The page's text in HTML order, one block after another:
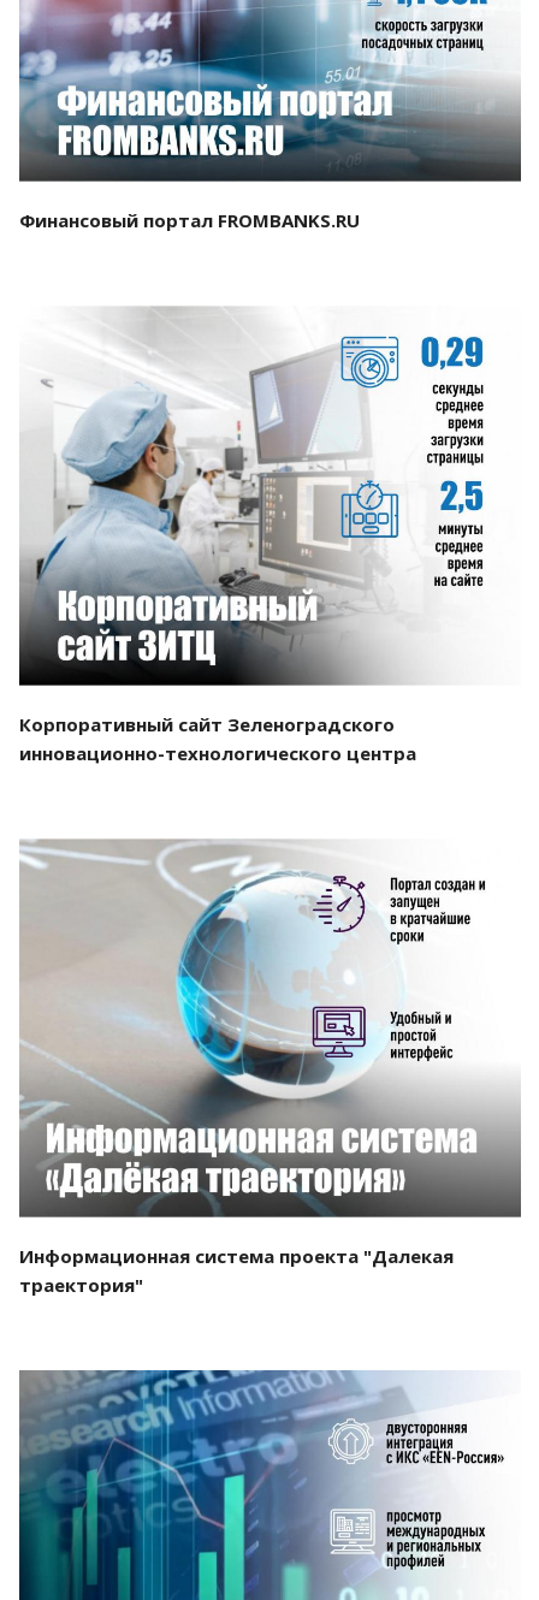
Смотреть проект
Финансовый портал FROMBANKS.RU
Смотреть проект
Корпоративный сайт Зеленоградского
инновационно-технологического центра
Смотреть проект
Информационная система проекта "Далекая
траектория"
Смотреть проект